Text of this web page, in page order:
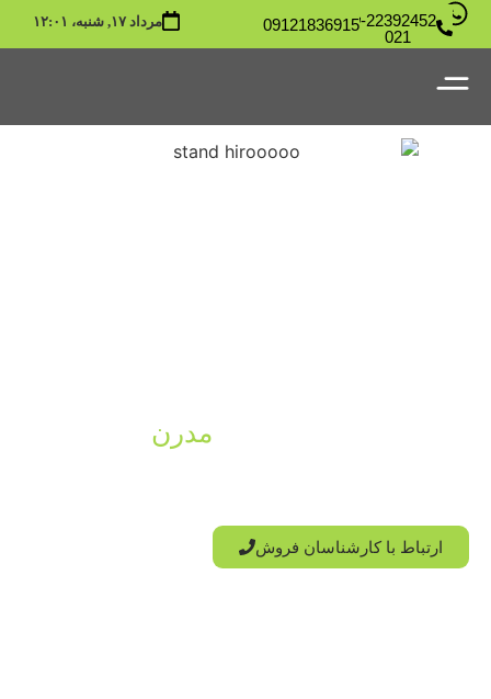
مرداد ۱۷, شنبه،‏ ۱۲:۰۱ 0912183691522392452-
021
مدرن
ارتباط با کارشناسان فروش